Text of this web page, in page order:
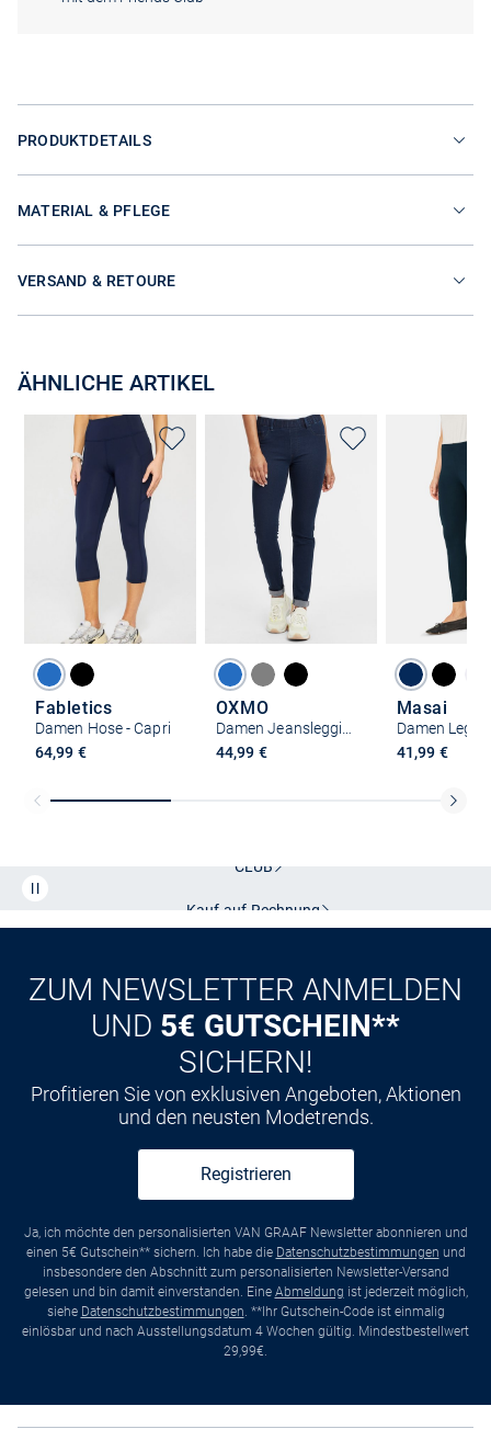
PRODUKTDETAILS
MATERIAL & PFLEGE
VERSAND & RETOURE
ÄHNLICHE ARTIKEL
Fabletics
Damen Hose - Capri
64,99 €
OXMO
44,99 €
Masai
Damen
41,99 €
CLUB
Kauf auf Rechnung
ZUM NEWSLETTER ANMELDEN
UND 5€ GUTSCHEIN**
SICHERN!
Profitieren Sie von exklusiven Angeboten, Aktionen
und den neusten Modetrends.
Registrieren
Ja, ich möchte den personalisierten VAN GRAAF Newsletter abonnieren und
einen 5€ Gutschein** sichern. Ich habe die Datenschutzbestimmungen und
insbesondere den Abschnitt zum personalisierten Newsletter-Versand
gelesen und bin damit einverstanden. Eine Abmeldung ist jederzeit möglich,
siehe Datenschutzbestimmungen . **Ihr Gutschein-Code ist einmalig
einlösbar und nach Ausstellungsdatum 4 Wochen gültig. Mindestbestellwert
29,99€.